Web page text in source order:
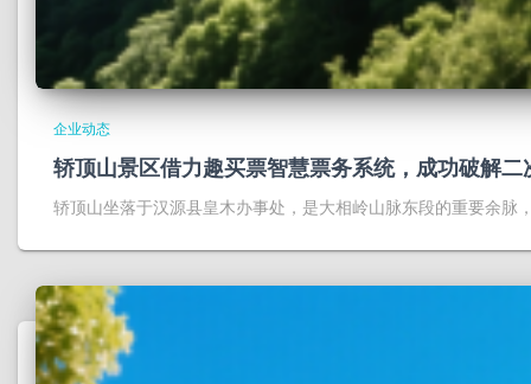
企业动态
轿顶山景区借力趣买票智慧票务系统，成功破解
轿顶山坐落于汉源县皇木办事处，是大相岭山脉东段的重要余脉